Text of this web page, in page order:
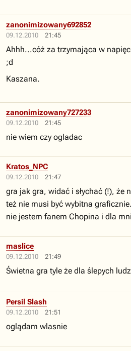
09.12.2010 21:45
zanonimizowany692852
Ahhh...cóż za trzymająca w
;d
Kaszana.
09.12.2010 21:45
zanonimizowany727233
nie wiem czy ogladac
09.12.2010 21:47
Kratos_NPC
gra jak gra, widać i słychać (!), że
też nie musi być wybitna
nie jestem fanem Chopina i dla
09.12.2010 21:49
maslice
Świetna gra tyle że dla ślepych
09.12.2010 21:51
Persil Slash
oglądam wlasnie